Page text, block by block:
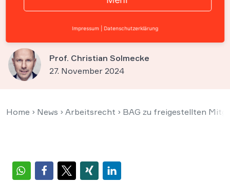
Betriebsrats bei
Gehaltserhöhung
Prof. Christian Solmecke
27. November 2024
Home › News › Arbeitsrecht › BAG zu freigestellten
Impressum Datenschutzerklärung